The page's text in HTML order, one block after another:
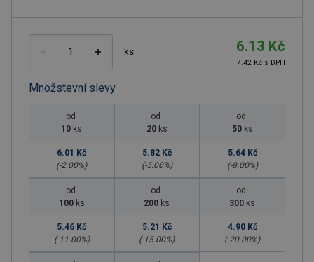
ks 6.13 Kč
7.42 Kč s DPH
Množstevní slevy
od
10 ks
6.01 Kč
(-2.00%)
od
20 ks
5.82 Kč
(-5.00%)
od
50 ks
5.64 Kč
(-8.00%)
od
100 ks
5.46 Kč
(-11.00%)
od
200 ks
5.21 Kč
(-15.00%)
od
300 ks
4.90 Kč
(-20.00%)